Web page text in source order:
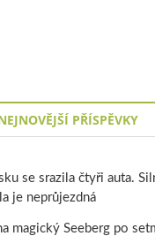
PŘÍSPĚVKY
se srazila čtyři auta.
je neprůjezdná
magický Seeberg po